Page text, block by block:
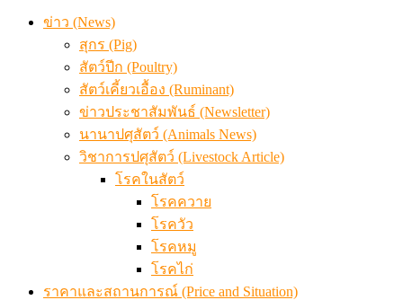
ข่าว (News)
สุกร (Pig)
สัตว์ปีก (Poultry)
สัตว์เคี้ยวเอื้อง (Ruminant)
ข่าวประชาสัมพันธ์ (Newsletter)
นานาปศุสัตว์ (Animals News)
วิชาการปศุสัตว์ (Livestock Article)
โรคในสัตว์
โรคควาย
โรควัว
โรคหมู
โรคไก่
ราคาและสถานการณ์ (Price and Situation)